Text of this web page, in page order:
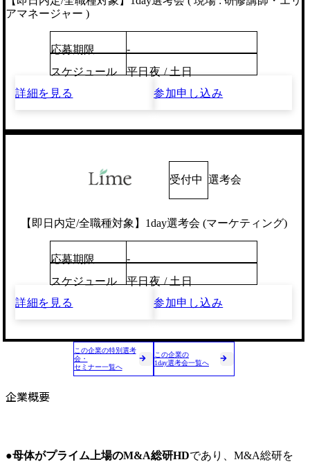
アマネージャー )
応募期限
-
スケジュール
平日夜 / 土日
詳細を見る
参加申し込み
受付中 選考会
【即日内定/全職種対象】1day選考会 (マーケティング)
応募期限
-
スケジュール
平日夜 / 土日
詳細を見る
参加申し込み
この企業の特別選考
会・
セミナー一覧へ
この企業の
1day選考会一覧へ
企業概要
●母体がプライム上場のM&A総研HDであり、M&A総研を